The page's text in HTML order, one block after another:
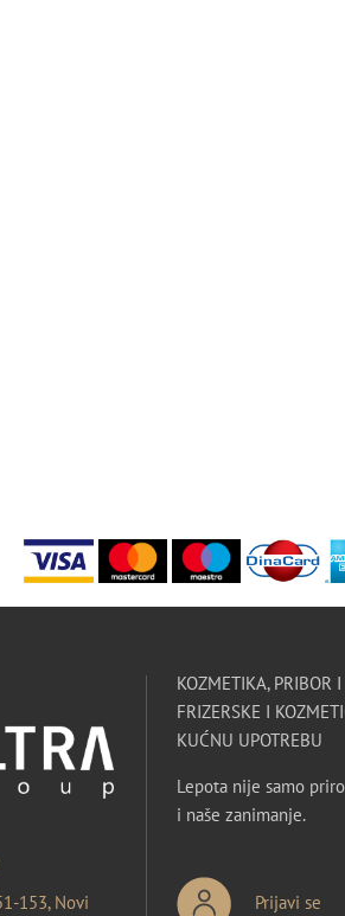
153, Novi
KOZMETIKA, PRIBOR
FRIZERSKE I
KUĆNU UPOTREBU
Lepota nije samo
i naše zanimanje.
Prijavi se